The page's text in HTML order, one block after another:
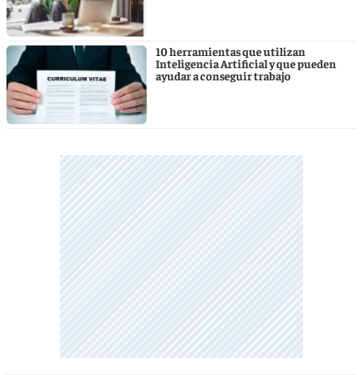
10 herramientas que utilizan
Inteligencia Artificial y que pueden
ayudar a conseguir trabajo